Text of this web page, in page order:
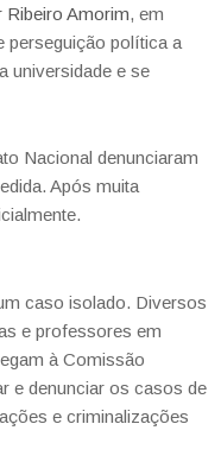
Amorim, em
perseguição política a
universidade e se
Nacional denunciaram
Após muita
caso isolado. Diversos
e professores em
à Comissão
e denunciar os casos de
e criminalizações